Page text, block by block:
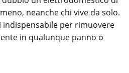
neanche chi vive da solo.
indispensabile per rimuovere
in qualunque panno o